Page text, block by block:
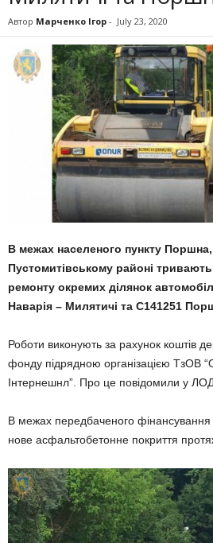
Автор Марченко Ігор - July 23, 2020
В межах населеного пункту
Пустомитівському районі
ремонту окремих ділянок
Наварія – Милятичі та С141251
Роботи виконують за рахунок коштів
фонду підрядною організацією ТзОВ
Інтернешнл”. Про це повідомили у
В межах передбаченого
нове асфальтобетонне покриття